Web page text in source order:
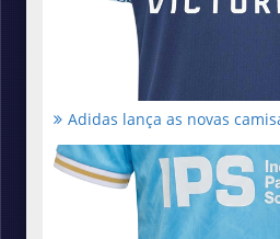
Adidas lança as novas